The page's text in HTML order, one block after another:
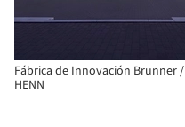
Fábrica de Innovación Brunner /
HENN